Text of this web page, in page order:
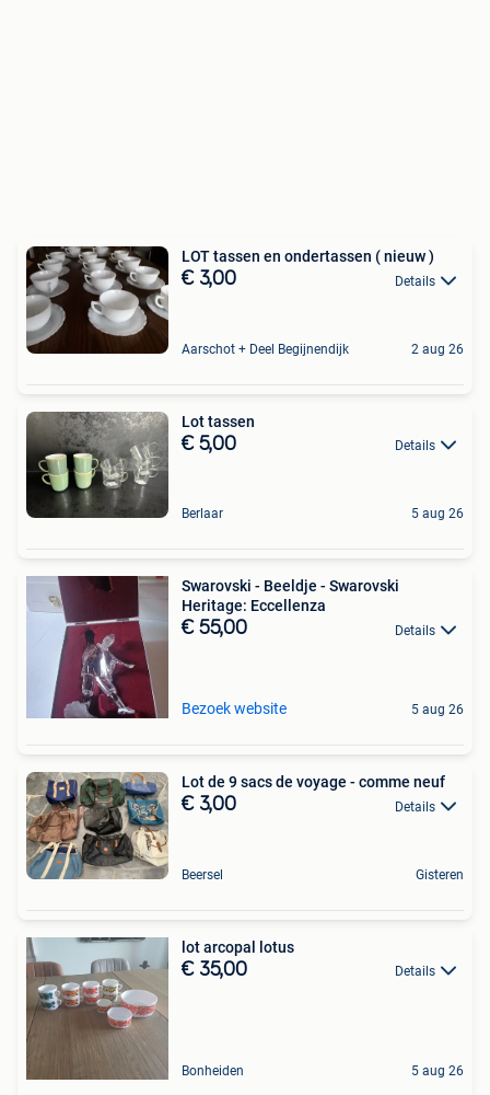
LOT tassen en ondertassen ( nieuw )
€ 3,00 Details
Aarschot + Deel Begijnendijk 2 aug 26
Lot tassen
€ 5,00 Details
Berlaar 5 aug 26
Swarovski - Beeldje - Swarovski
Heritage: Eccellenza
€ 55,00 Details
Bezoek website 5 aug 26
Lot de 9 sacs de voyage - comme neuf
€ 3,00 Details
Beersel Gisteren
lot arcopal lotus
€ 35,00 Details
Bonheiden 5 aug 26